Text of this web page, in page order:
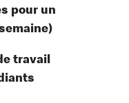
pour un
travail